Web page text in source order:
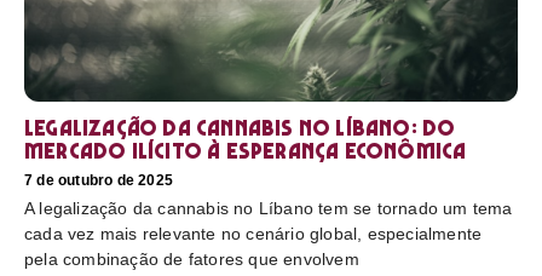
Legalização da cannabis no Líbano: do
mercado ilícito à esperança econômica
7 de outubro de 2025
A legalização da cannabis no Líbano tem se tornado um tema
cada vez mais relevante no cenário global, especialmente
pela combinação de fatores que envolvem